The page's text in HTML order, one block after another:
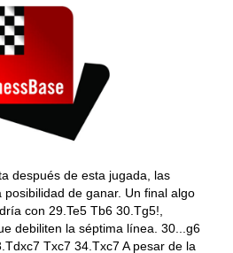
después de esta jugada, las
de ganar. Un final algo
con 29.Te5 Tb6 30.Tg5!,
debiliten la séptima línea. 30...g6
Txc7 34.Txc7 A pesar de la